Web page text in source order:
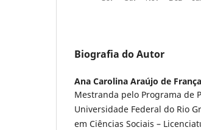
Biografia do Autor
Ana Carolina Araújo de
Mestranda pelo Programa de
Universidade Federal do Rio
em Ciências Sociais –